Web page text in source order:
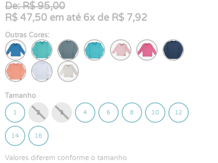
De: R$ 95,00
R$ 47,50 em até 6x de R$ 7,92
Outras Cores:
Tamanho
1 2 3 4 6 8 10 12
14 16
Valores diferem conforme o tamanho